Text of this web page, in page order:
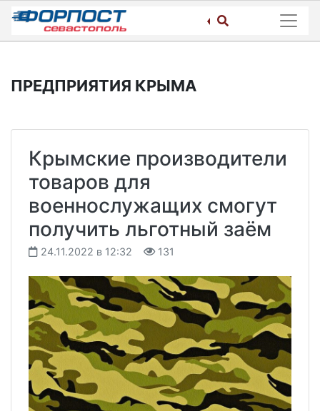
Skip
content
ПРЕДПРИЯТИЯ КРЫМА
Крымские производители
товаров для
военнослужащих смогут
получить льготный заём
24.11.2022 в 12:32 131